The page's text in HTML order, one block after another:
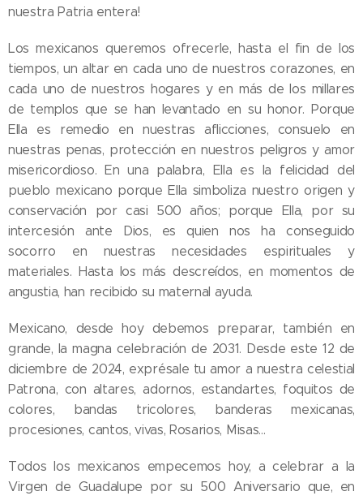
nuestra Patria entera!
Los mexicanos queremos ofrecerle, hasta el fin de los
tiempos, un altar en cada uno de nuestros corazones, en
cada uno de nuestros hogares y en más de los millares
de templos que se han levantado en su honor. Porque
Ella es remedio en nuestras aflicciones, consuelo en
nuestras penas, protección en nuestros peligros y amor
misericordioso. En una palabra, Ella es la felicidad del
pueblo mexicano porque Ella simboliza nuestro origen y
conservación por casi 500 años; porque Ella, por su
intercesión ante Dios, es quien nos ha conseguido
socorro en nuestras necesidades espirituales y
materiales. Hasta los más descreídos, en momentos de
angustia, han recibido su maternal ayuda.
Mexicano, desde hoy debemos preparar, también en
grande, la magna celebración de 2031. Desde este 12 de
diciembre de 2024, exprésale tu amor a nuestra celestial
Patrona, con altares, adornos, estandartes, foquitos de
colores, bandas tricolores, banderas mexicanas,
procesiones, cantos, vivas, Rosarios, Misas…
Todos los mexicanos empecemos hoy, a celebrar a la
Virgen de Guadalupe por su 500 Aniversario que, en